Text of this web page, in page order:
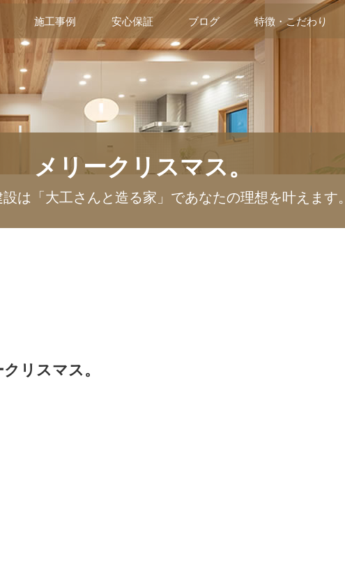
施工事例 安心保証 ブログ 特徴・こだわり
メリークリスマス。
は「大工さんと造る家」であなたの理想を叶えます。
リスマス。